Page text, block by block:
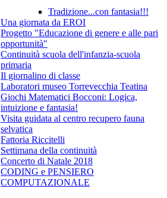
Tradizione...con fantasia!!!
Una giornata da EROI
Progetto "Educazione di genere e alle pari
opportunità"
Continuità scuola dell'infanzia-scuola
primaria
Il giornalino di classe
Laboratori museo Torrevecchia Teatina
Giochi Matematici Bocconi: Logica,
intuizione e fantasia!
Visita guidata al centro recupero fauna
selvatica
Fattoria Riccitelli
Settimana della continuità
Concerto di Natale 2018
CODING e PENSIERO
COMPUTAZIONALE